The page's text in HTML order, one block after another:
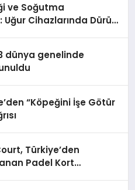
ve Soğutma
Uğur Cihazlarında Dürüst
dünya genelinde
“Köpeğini İşe Götür
Türkiye’den
Padel Kort